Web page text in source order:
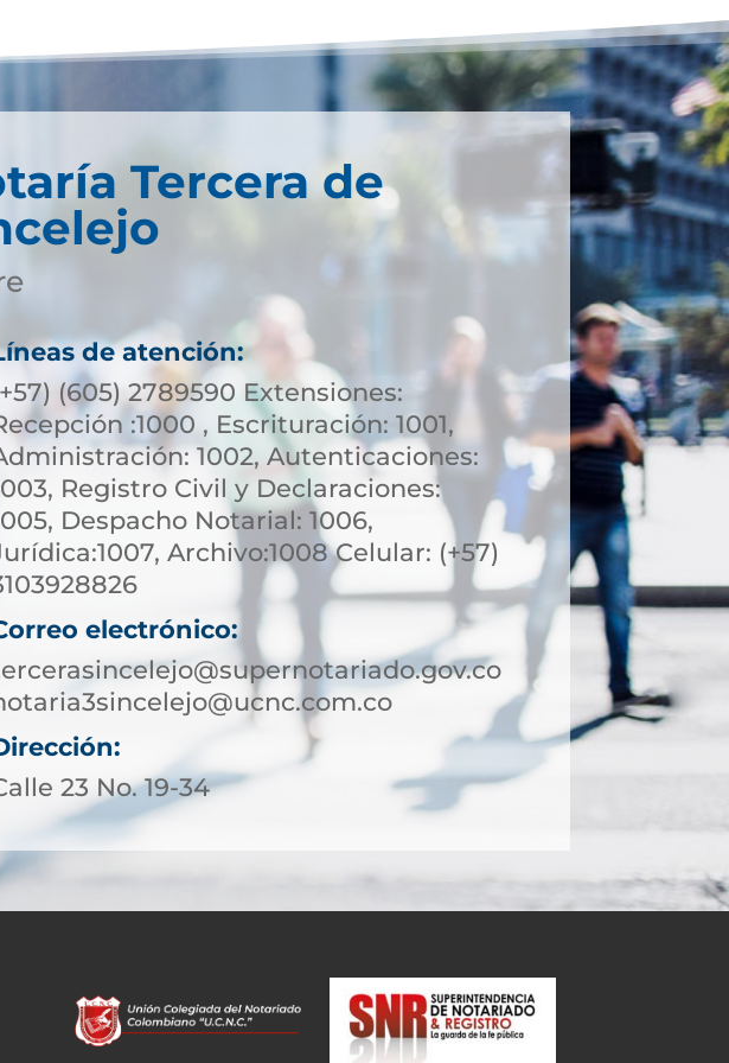
Tercera de
de atención:
(605) 2789590 Extensiones:
:1000 , Escrituración: 1001,
1002, Autenticaciones:
Registro Civil y Declaraciones:
Despacho Notarial: 1006,
Archivo:1008 Celular: (+57)
electrónico:
23 No. 19-34